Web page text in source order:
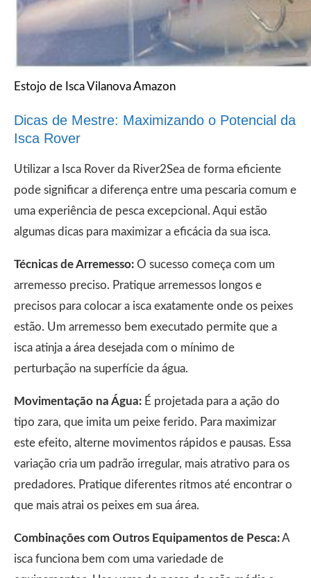
Estojo de Isca Vilanova Amazon
Dicas de Mestre: Maximizando o Potencial da
Isca Rover
Utilizar a Isca Rover da River2Sea de forma eficiente
pode significar a diferença entre uma pescaria comum e
uma experiência de pesca excepcional. Aqui estão
algumas dicas para maximizar a eficácia da sua isca.
Técnicas de Arremesso: O sucesso começa com um
arremesso preciso. Pratique arremessos longos e
precisos para colocar a isca exatamente onde os peixes
estão. Um arremesso bem executado permite que a
isca atinja a área desejada com o mínimo de
perturbação na superfície da água.
Movimentação na Água: É projetada para a ação do
tipo zara, que imita um peixe ferido. Para maximizar
este efeito, alterne movimentos rápidos e pausas. Essa
variação cria um padrão irregular, mais atrativo para os
predadores. Pratique diferentes ritmos até encontrar o
que mais atrai os peixes em sua área.
Combinações com Outros Equipamentos de Pesca:A
isca funciona bem com uma variedade de